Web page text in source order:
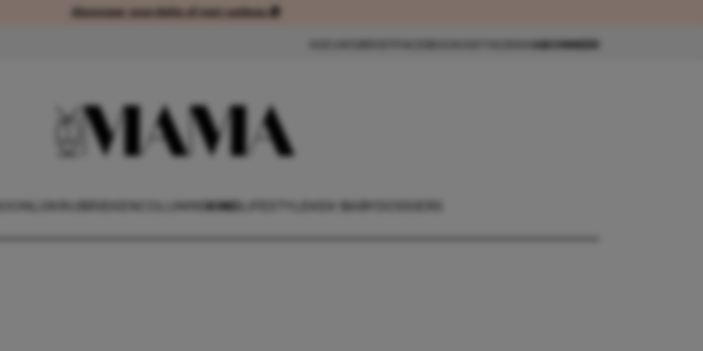
Abonneer voordelig of met cadeau 🎁Abonneer voordelig of met cadeau 🎁
ABONNEER
KIND